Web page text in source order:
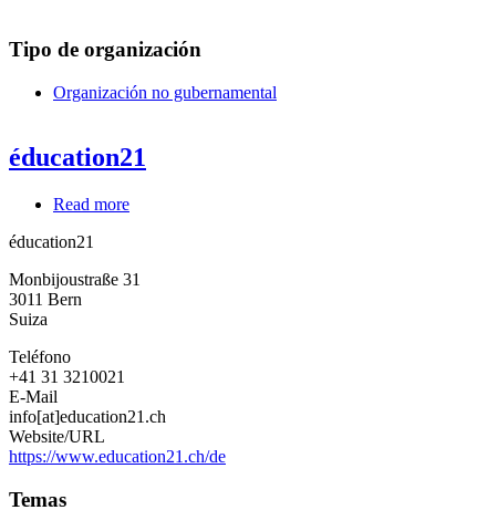
Tipo de organización
Organización no gubernamental
éducation21
Read more
éducation21
Monbijoustraße 31
3011 Bern
Suiza
Teléfono
+41 31 3210021
E-Mail
info[at]education21.ch
Website/URL
https://www.education21.ch/de
Temas